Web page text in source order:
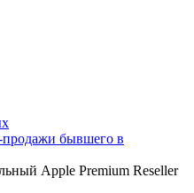
бывшего в
Apple Premium Reseller